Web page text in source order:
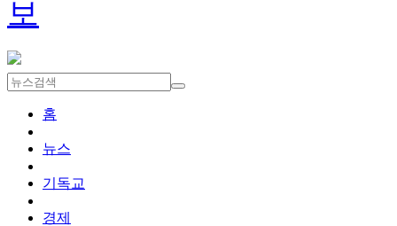
홈
뉴스
기독교
경제